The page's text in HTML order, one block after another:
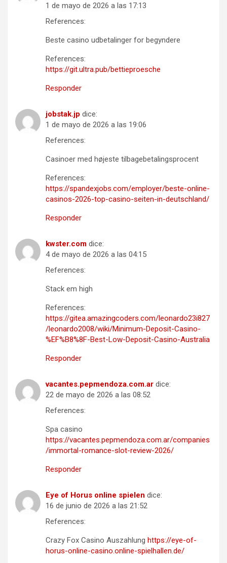
1 de mayo de 2026 a las 17:13
References:
Beste casino udbetalinger for begyndere
References:
https://git.ultra.pub/bettieproesche
Responder
jobstak.jp dice:
1 de mayo de 2026 a las 19:06
References:
Casinoer med højeste tilbagebetalingsprocent
References:
https://spandexjobs.com/employer/beste-online-
casinos-2026-top-casino-seiten-in-deutschland/
Responder
kwster.com dice:
4 de mayo de 2026 a las 04:15
References:
Stack em high
References:
https://gitea.amazingcoders.com/leonardo23i827
/leonardo2008/wiki/Minimum-Deposit-Casino-
%EF%B8%8F-Best-Low-Deposit-Casino-Australia
Responder
vacantes.pepmendoza.com.ar dice:
22 de mayo de 2026 a las 08:52
References:
Spa casino
https://vacantes.pepmendoza.com.ar/companies
/immortal-romance-slot-review-2026/
Responder
Eye of Horus online spielen dice:
16 de junio de 2026 a las 21:52
References:
Crazy Fox Casino Auszahlung https://eye-of-
horus-online-casino.online-spielhallen.de/